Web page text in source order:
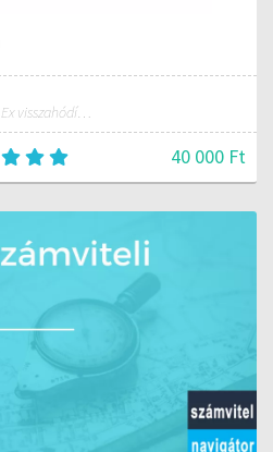
Coach - Főnix mentor - Ex visszahódítás specialista
40 000 Ft